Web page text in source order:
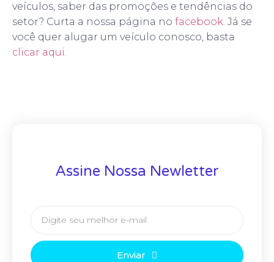
veículos, saber das promoções e tendências do
setor? Curta a nossa página no facebook. Já se
você quer alugar um veículo conosco, basta
clicar aqui.
Assine Nossa Newletter
Enviar